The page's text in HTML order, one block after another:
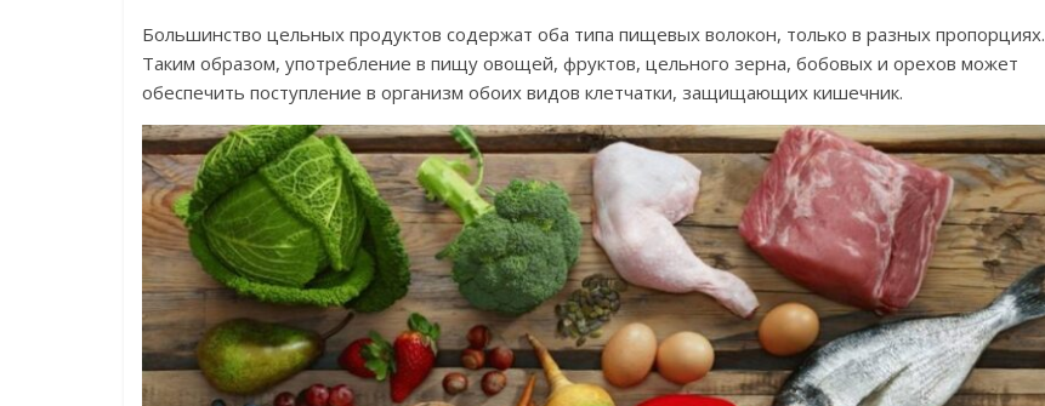
Большинство цельных продуктов содержат оба типа пищевых волокон, только в разных пропорциях.
Таким образом, употребление в пищу овощей, фруктов, цельного зерна, бобовых и орехов может
обеспечить поступление в организм обоих видов клетчатки, защищающих кишечник.